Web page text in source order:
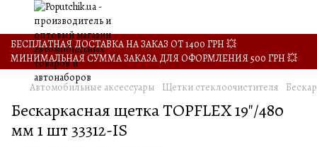
БЕСПЛАТНАЯ ДОСТАВКА НА ЗАКАЗ ОТ 1400 ГРН 💥
МИНИМАЛЬНАЯ СУММА ЗАКАЗА ДЛЯ ОФОРМЛЕНИЯ 500 ГРН 💥
Автомобильные аксессуары Щетки стеклоочистителя
Бескаркасная щетка TOPFLEX 19"/480
мм 1 шт 33312-IS